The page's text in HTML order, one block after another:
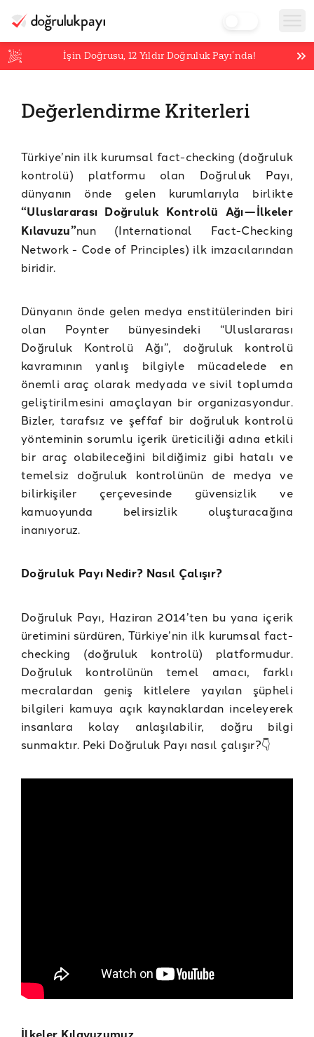
İşin Doğrusu,12 Yıldır Doğruluk Payı’nda!
Değerlendirme Kriterleri
Türkiye’nin ilk kurumsal fact-checking (doğruluk
kontrolü) platformu olan Doğruluk Payı,
dünyanın önde gelen kurumlarıyla birlikte
“Uluslararası Doğruluk Kontrolü Ağı — İlkeler
Kılavuzu”nun (International Fact-Checking
Network - Code of Principles) ilk imzacılarından
biridir.
Dünyanın önde gelen medya enstitülerinden biri
olan Poynter bünyesindeki “Uluslararası
Doğruluk Kontrolü Ağı”, doğruluk kontrolü
kavramının yanlış bilgiyle mücadelede en
önemli araç olarak medyada ve sivil toplumda
geliştirilmesini amaçlayan bir organizasyondur.
Bizler, tarafsız ve şeffaf bir doğruluk kontrolü
yönteminin sorumlu içerik üreticiliği adına etkili
bir araç olabileceğini bildiğimiz gibi hatalı ve
temelsiz doğruluk kontrolünün de medya ve
bilirkişiler çerçevesinde güvensizlik ve
kamuoyunda belirsizlik oluşturacağına
inanıyoruz.
Doğruluk Payı Nedir? Nasıl Çalışır?
Doğruluk Payı, Haziran 2014’ten bu yana içerik
üretimini sürdüren, Türkiye’nin ilk kurumsal fact-
checking (doğruluk kontrolü) platformudur.
Doğruluk kontrolünün temel amacı, farklı
mecralardan geniş kitlelere yayılan şüpheli
bilgileri kamuya açık kaynaklardan inceleyerek
insanlara kolay anlaşılabilir, doğru bilgi
sunmaktır. Peki Doğruluk Payı nasıl çalışır?👇
İlkeler Kılavuzumuz